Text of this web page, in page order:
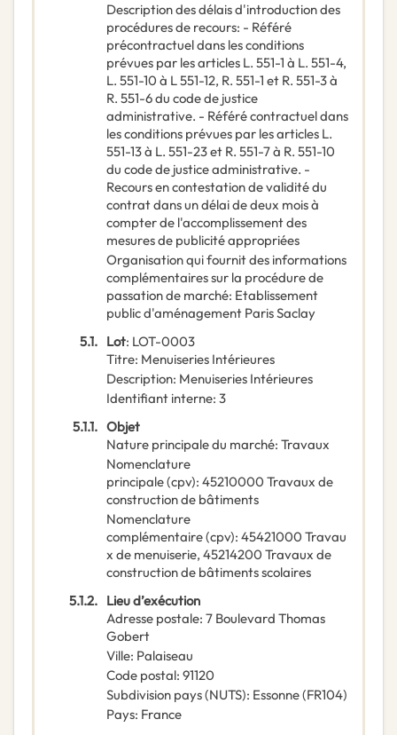
Description des délais d'introduction des
procédures de recours: - Référé
précontractuel dans les conditions
prévues par les articles L. 551-1 à L. 551-4,
L. 551-10 à L 551-12, R. 551-1 et R. 551-3 à
R. 551-6 du code de justice
administrative. - Référé contractuel dans
les conditions prévues par les articles L.
551-13 à L. 551-23 et R. 551-7 à R. 551-10
du code de justice administrative. -
Recours en contestation de validité du
contrat dans un délai de deux mois à
compter de l'accomplissement des
mesures de publicité appropriées
Organisation qui fournit des informations
complémentaires sur la procédure de
passation de marché: Etablissement
public d'aménagement Paris Saclay
5.1. Lot: LOT-0003
Titre: Menuiseries Intérieures
Description: Menuiseries Intérieures
Identifiant interne: 3
5.1.1. Objet
Nature principale du marché: Travaux
Nomenclature
principale(cpv): 45210000 Travaux de
construction de bâtiments
Nomenclature
complémentaire(cpv): 45421000 Travau
x de menuiserie, 45214200 Travaux de
construction de bâtiments scolaires
5.1.2. Lieu d’exécution
Adresse postale: 7 Boulevard Thomas
Gobert
Ville: Palaiseau
Code postal: 91120
Subdivision pays (NUTS): Essonne(FR104)
Pays: France